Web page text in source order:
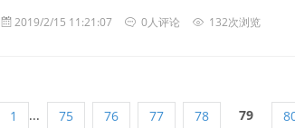
2019/2/15 11:21:07 0人评论 132次浏览
1 ... 75 76 77 78 79